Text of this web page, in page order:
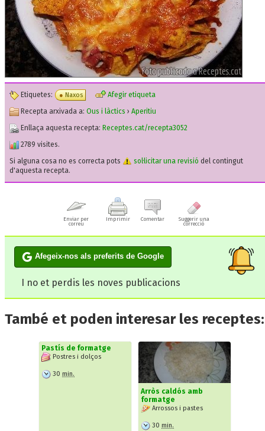
Etiquetes: Naxos
Afegir etiqueta
Recepta arxivada a: Ous i làctics › Aperitiu
Enllaça aquesta recepta: Receptes.cat/recepta3052
2789 visites.
Si alguna cosa no es correcta pots
sol·licitar una revisió del contingut
d'aquesta recepta.
Enviar per
correu
Imprimir Comentar
Suggerir una
correcció
Afegeix-nos als preferits de Google
I no et perdis les noves publicacions
També et poden interesar les receptes:
Pastís de formatge
Postres i dolços
30 min.
Arròs caldós amb
formatge
Arrossos i pastes
30 min.